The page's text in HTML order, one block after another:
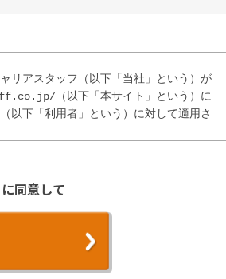
リアスタッフ（以下「当社」という）が
（以下「本サイト」という）に
以下「利用者」という）に対して適用さ
。
へ登録するものとする。
、登録内容に変更等が生じた場合に
同意して